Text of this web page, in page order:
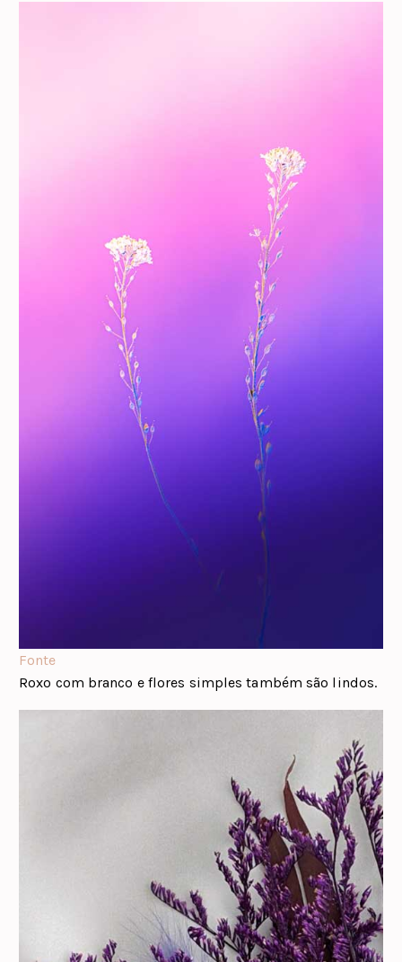
Fonte
Roxo com branco e flores simples também são lindos.